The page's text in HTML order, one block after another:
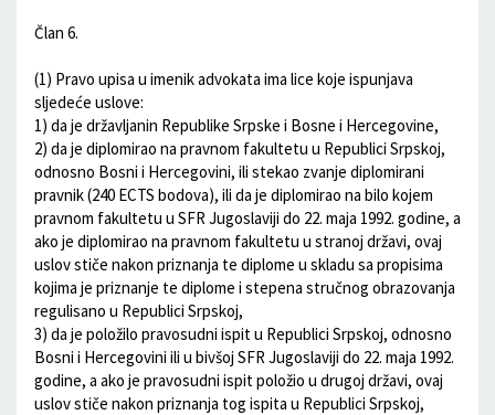
Član 6.
(1) Pravo upisa u imenik advokata ima lice koje ispunjava
sljedeće uslove:
1) da je državljanin Republike Srpske i Bosne i Hercegovine,
2) da je diplomirao na pravnom fakultetu u Republici Srpskoj,
odnosno Bosni i Hercegovini, ili stekao zvanje diplomirani
pravnik (240 ECTS bodova), ili da je diplomirao na bilo kojem
pravnom fakultetu u SFR Jugoslaviji do 22. maja 1992. godine, a
ako je diplomirao na pravnom fakultetu u stranoj državi, ovaj
uslov stiče nakon priznanja te diplome u skladu sa propisima
kojima je priznanje te diplome i stepena stručnog obrazovanja
regulisano u Republici Srpskoj,
3) da je položilo pravosudni ispit u Republici Srpskoj, odnosno
Bosni i Hercegovini ili u bivšoj SFR Jugoslaviji do 22. maja 1992.
godine, a ako je pravosudni ispit položio u drugoj državi, ovaj
uslov stiče nakon priznanja tog ispita u Republici Srpskoj,